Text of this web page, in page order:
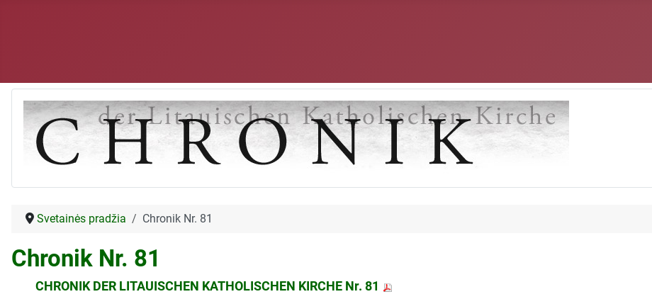
Svetainės pradžia Chronik Nr. 81
Chronik Nr. 81
CHRONIK DER LITAUISCHEN KATHOLISCHEN KIRCHE Nr. 81